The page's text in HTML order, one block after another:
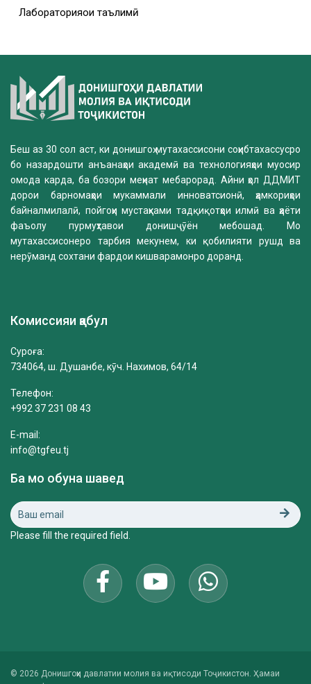
Лабораторияҳои таълимӣ
Беш аз 30 сол аст, ки донишгоҳ мутахассисони соҳибтахассусро
бо назардошти анъанаҳои академӣ ва технологияҳои муосир
омода карда, ба бозори меҳнат мебарорад. Айни ҳол ДДМИТ
дорои барномаҳои мукаммали инноватсионӣ, ҳамкориҳои
байналмилалӣ, пойгоҳи мустаҳками тадқиқотҳои илмӣ ва ҳаёти
фаъолу пурмуҳтавои донишҷӯён мебошад. Мо
мутахассисонеро тарбия мекунем, ки қобилияти рушд ва
нерӯманд сохтани фардои кишварамонро доранд.
Комиссияи қабул
Суроға:
734064, ш. Душанбе, кӯч. Нахимов, 64/14
Телефон:
+992 37 231 08 43
E-mail:
info@tgfeu.tj
Ба мо обуна шавед
Please fill the required field.
© 2026 Донишгоҳи давлатии молия ва иқтисоди Тоҷикистон. Ҳамаи